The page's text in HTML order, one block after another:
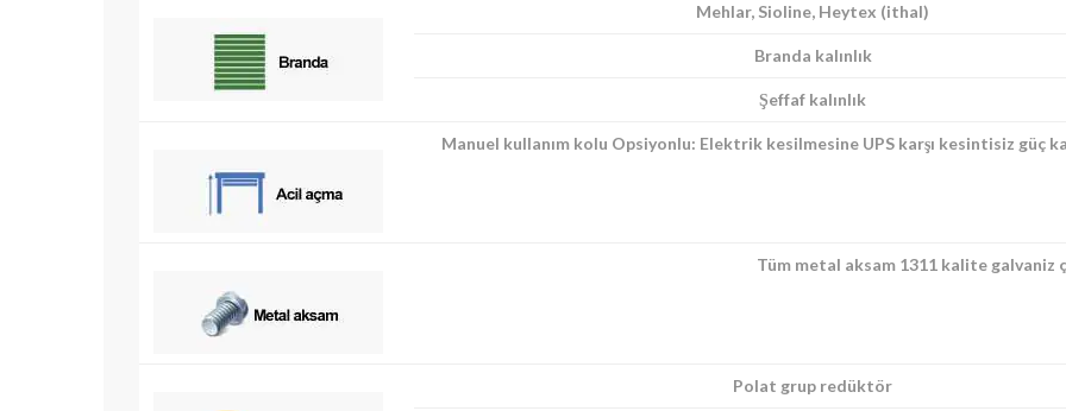
Enter your email address for our mailing list to keep your self our lastest
Mehlar, Sioline, Heytex (ithal)
Branda kalınlık
Şeffaf kalınlık
Manuel kullanım kolu Opsiyonlu: Elektrik kesilmesine UPS karşı kesintisiz güç
Tüm metal aksam 1311 kalite galvaniz
Polat grup redüktör